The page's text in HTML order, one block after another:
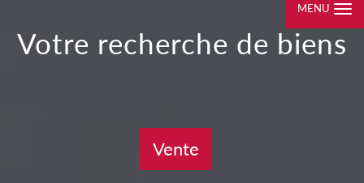
MENU
votre recherche de biens
Vente